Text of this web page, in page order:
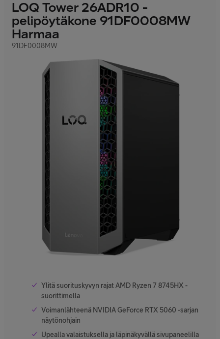
LOQ Tower 26ADR10 -
pelipöytäkone 91DF0008MW
Harmaa
91DF0008MW
Ylitä suorituskyvyn rajat AMD Ryzen 7 8745HX -
suorittimella
Voimanlähteenä NVIDIA GeForce RTX 5060 -sarjan
näytönohjain
Upealla valaistuksella ja läpinäkyvällä sivupaneelilla